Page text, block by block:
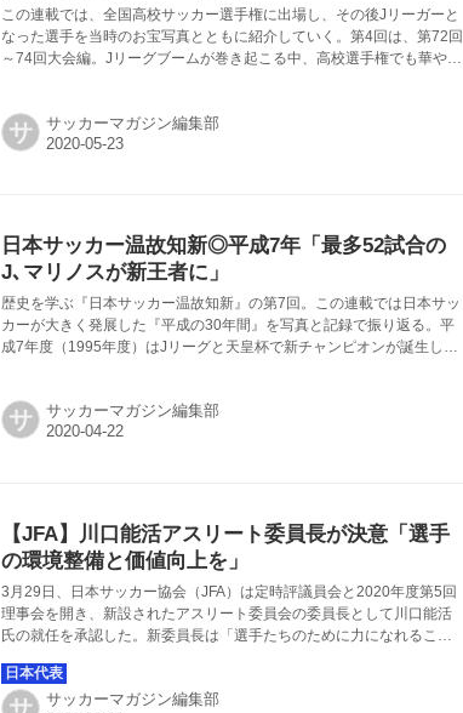
この連載では、全国高校サッカー選手権に出場し、その後Jリーガーと
なった選手を当時のお宝写真とともに紹介していく。第4回は、第72回
～74回大会編。Jリーグブームが巻き起こる中、高校選手権でも華やか
サ サッカーマガジン編集部
日本サッカー温故知新◎平成7年「最多52試合の
J､マリノスが新王者に」
歴史を学ぶ『日本サッカー温故知新』の第7回。この連載では日本サッ
カーが大きく発展した『平成の30年間』を写真と記録で振り返る。平
成7年度（1995年度）はJリーグと天皇杯で新チャンピオンが誕生し
サ サッカーマガジン編集部
【JFA】川口能活アスリート委員長が決意「選手
の環境整備と価値向上を」
3月29日、日本サッカー協会（JFA）は定時評議員会と2020年度第5回
理事会を開き、新設されたアスリート委員会の委員長として川口能活
氏の就任を承認した。新委員長は「選手たちのために力になれること
サッカーマガジン編集部